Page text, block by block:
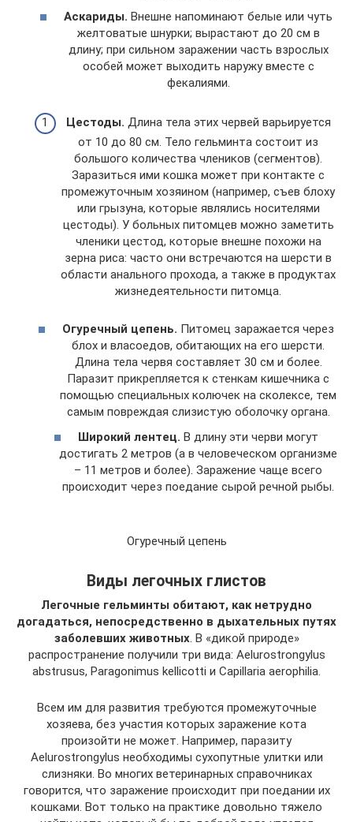
Аскариды. Внешне напоминают белые или чуть
желтоватые шнурки; вырастают до 20 см в
длину; при сильном заражении часть взрослых
особей может выходить наружу вместе с
фекалиями.
Цестоды. Длина тела этих червей варьируется
от 10 до 80 см. Тело гельминта состоит из
большого количества члеников (сегментов).
Заразиться ими кошка может при контакте с
промежуточным хозяином (например, съев блоху
или грызуна, которые являлись носителями
цестоды). У больных питомцев можно заметить
членики цестод, которые внешне похожи на
зерна риса: часто они встречаются на шерсти в
области анального прохода, а также в продуктах
жизнедеятельности питомца.
Огуречный цепень. Питомец заражается через
блох и власоедов, обитающих на его шерсти.
Длина тела червя составляет 30 см и более.
Паразит прикрепляется к стенкам кишечника с
помощью специальных колючек на сколексе, тем
самым повреждая слизистую оболочку органа.
Широкий лентец. В длину эти черви могут
достигать 2 метров (а в человеческом организме
– 11 метров и более). Заражение чаще всего
происходит через поедание сырой речной рыбы.
Огуречный цепень
Виды легочных глистов
Легочные гельминты обитают, как нетрудно
догадаться, непосредственно в дыхательных путях
заболевших животных. В «дикой природе»
распространение получили три вида: Aelurostrongylus
abstrusus, Paragonimus kellicotti и Capillaria aerophilia.
Всем им для развития требуются промежуточные
хозяева, без участия которых заражение кота
произойти не может. Например, паразиту
Aelurostrongylus необходимы сухопутные улитки или
слизняки. Во многих ветеринарных справочниках
говорится, что заражение происходит при поедании их
кошками. Вот только на практике довольно тяжело